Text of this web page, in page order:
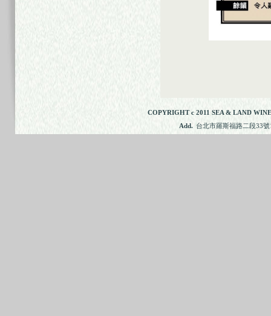
COPYRIGHT c 2011 SEA & LAND
Add. 台北市羅斯福路二段33號